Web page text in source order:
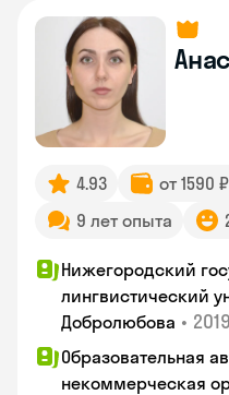
4.93
от 1590
9 лет опыта
Нижегородский
лингвистический
Добролюбова •
Образовательная
некоммерческая